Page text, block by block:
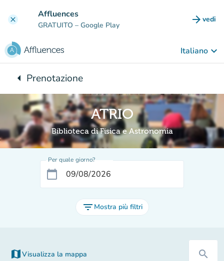
clear Affluences
GRATUITO – Google Play arrow_forward vedi
Italiano keyboard_arrow_down
arrow_leftTorna a:
Prenotazione
ATRIO
Biblioteca di Fisica e Astronomia
Per quale giorno?
calendar_today
filter_list Mostra più filtri
map Visualizza la mappa search